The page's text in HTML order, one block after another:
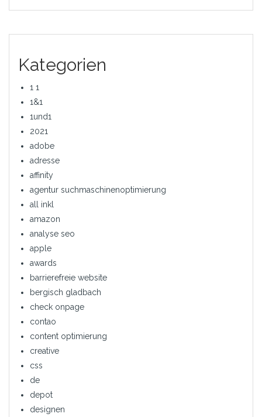
Kategorien
1 1
1&1
1und1
2021
adobe
adresse
affinity
agentur suchmaschinenoptimierung
all inkl
amazon
analyse seo
apple
awards
barrierefreie website
bergisch gladbach
check onpage
contao
content optimierung
creative
css
de
depot
designen